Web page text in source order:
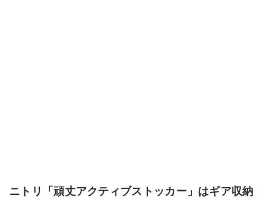
ニトリ「頑丈アクティブストッカー」はギア収納